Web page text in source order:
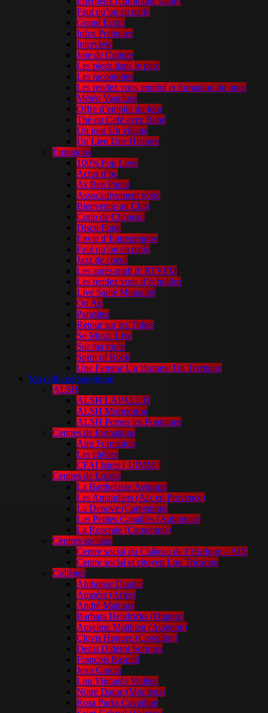
Faut qu’on en parle
Grand Ecran
Infos Pratiques
Interview
Joie de Culture
Les pieds dans le parc
Les racontottes
Les rendez vous emploi et formation du mois
Météo Vaucluse
Offre d’emploi du jour
Thé ou Café avec René
Un jour Un village
Un Lieu Une Histoire
Émissions
100% Pop Love
Actus d’oc
As Ben Parlat
Associativement vôtre
Bienvenue au Club
Coup de Chapeau
Disco Funk
Envie d’Entreprendre
Faut qu’on en parle
Jazz de coeur
Les après-midi d’ RTVFM
Les rendez vous d’écholibri
Live Santé Mutualité
On Air
Parasites
Retour sur les Tubes
So Music Live
Sur ma route
Spirit of Rock
Une Femme Un Homme Un Territoire
Ma radio pédagogique
ALSH
ALSH LAPALUD
ALSH Mormoiron
ALSH Pernes les Fontaines
Centres de formations
Airo Formation
Les chênes
CFAI Istres ( UIMM )
Centres de Loisirs
La Barthelasse Avignon
Les Amandiers (Aix en Provence)
La Denove (Carpentras)
Les Petites Canailles (Aubignan)
La Roseraie (Carpentras)
Centres sociaux
Centre social du Château de l’Horloge – AIX
Centre social et citoyen Lou Tricadou
Collèges
Alphonse Daudet
Ampère (Arles)
André Malraux
Barbara Hendricks (Orange)
Anselme Matthieu (Avignon)
Clovis Hugues (Cavaillon)
Denis Diderot Sorgues
François Raspail
Jean Garcin
Lou Vignarès Vedène
Notre Dame (Monteux)
Rosa Parks Cavaillon